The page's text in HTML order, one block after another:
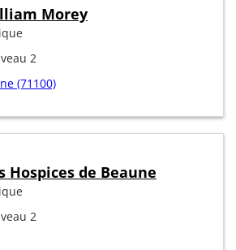
Morey
2
(71100)
Hospices de Beaune
2